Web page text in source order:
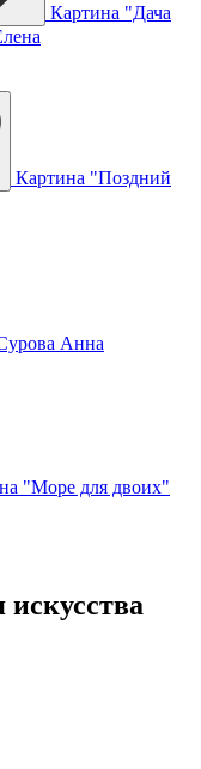
Картина "Дача
Картина "Поздний
Анна
"Море для двоих"